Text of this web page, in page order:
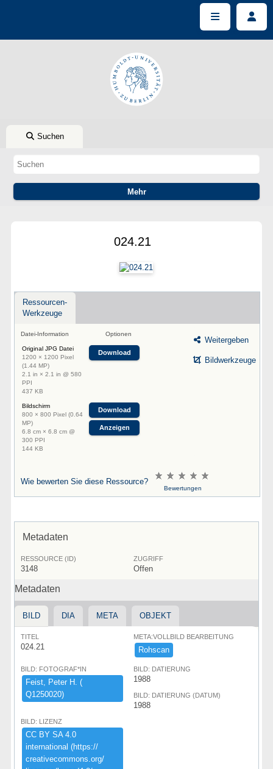
Suchen
024.21
Ressourcen-
Werkzeuge
Datei-Information Optionen
Original JPG Datei
1200 × 1200 Pixel
(1.44 MP)
2.1 in × 2.1 in @ 580
PPI
437 KB
Download
Bildschirm
800 × 800 Pixel (0.64
MP)
6.8 cm × 6.8 cm @
300 PPI
144 KB
Download
Anzeigen
Weitergeben
Bildwerkzeuge
Wie bewerten Sie diese Ressource?
Bewertungen
Metadaten
RESSOURCE (ID)
3148
ZUGRIFF
Offen
Metadaten
BILD DIA META OBJEKT
TITEL
024.21
META:VOLLBILD BEARBEITUNG
Rohscan
BILD: FOTOGRAF*IN
Feist,​ ​Peter ​H.​ ​(​
Q1250020)​
BILD: DATIERUNG
1988
BILD: DATIERUNG (DATUM)
1988
BILD: LIZENZ
CC ​BY ​SA ​4.​0 ​
international ​(​https:​/​/​
creativecommons.​org/​